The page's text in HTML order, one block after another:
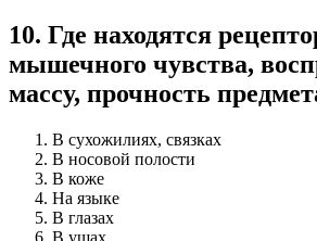
10. Где находятся
мышечного чувства,
массу, прочность
В сухожилиях, связках
В носовой полости
В коже
На языке
В глазах
В ушах